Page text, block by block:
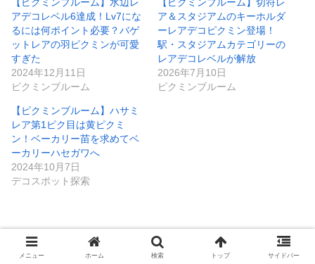
【ピクミンブルーム】水辺レ
アデコレベル6達成！Lv7にな
るには何ポイント必要？バゲ
ットレアの羽ピクミンが可愛
すぎた
2024年12月11日
ピクミンブルーム
【ピクミンブルーム】切符レ
ア＆スタジアムのキーホルダ
ーレアデコピクミン登場！
駅・スタジアムカテゴリーの
レアデコレベルが解放
2026年7月10日
ピクミンブルーム
【ピクミンブルーム】ハサミ
レア第1ピク目は黄ピクミ
ン！ベーカリー苗を求めてベ
ーカリーハセガワへ
2024年10月7日
デコスポット探索
ピクミンブルーム レアデコピクミンが欲しいシリーズ 攻略
メニュー ホーム 検索 トップ サイドバー